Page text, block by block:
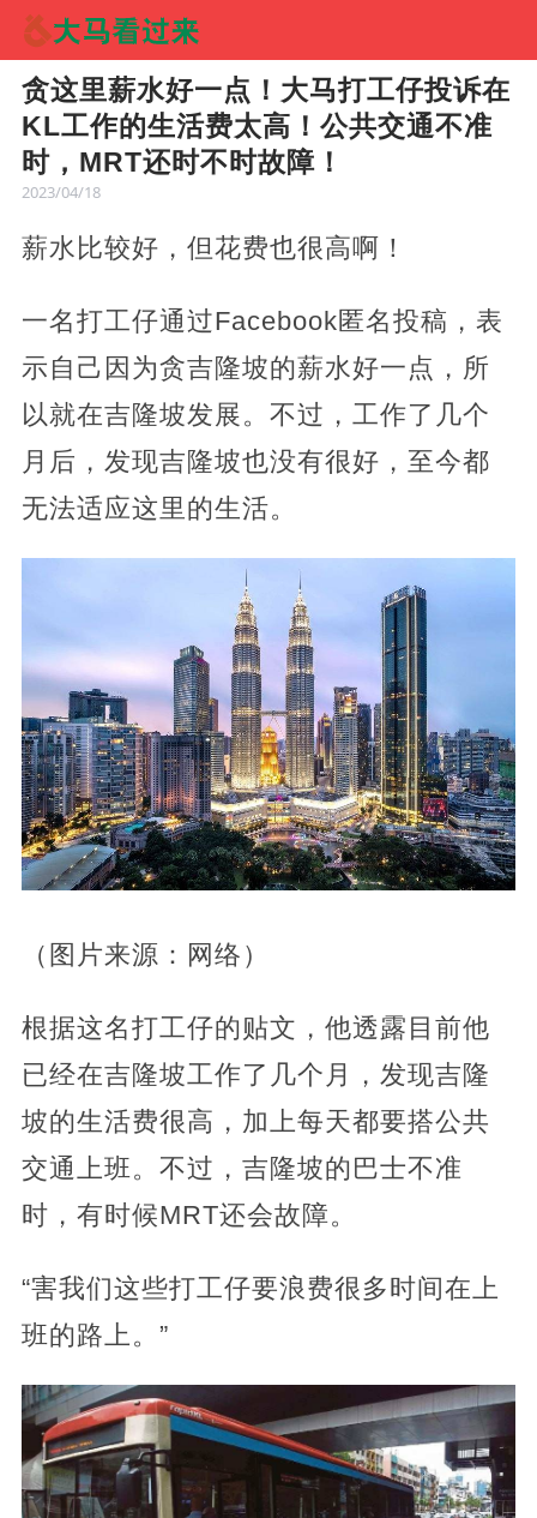
贪这里薪水好一点！大马打工仔投诉在
KL工作的生活费太高！公共交通不准
时，MRT还时不时故障！
2023/04/18
薪水比较好，但花费也很高啊！
一名打工仔通过Facebook匿名投稿，表
示自己因为贪吉隆坡的薪水好一点，所
以就在吉隆坡发展。不过，工作了几个
月后，发现吉隆坡也没有很好，至今都
无法适应这里的生活。
（图片来源：网络）
根据这名打工仔的贴文，他透露目前他
已经在吉隆坡工作了几个月，发现吉隆
坡的生活费很高，加上每天都要搭公共
交通上班。不过，吉隆坡的巴士不准
时，有时候MRT还会故障。
“害我们这些打工仔要浪费很多时间在上
班的路上。”